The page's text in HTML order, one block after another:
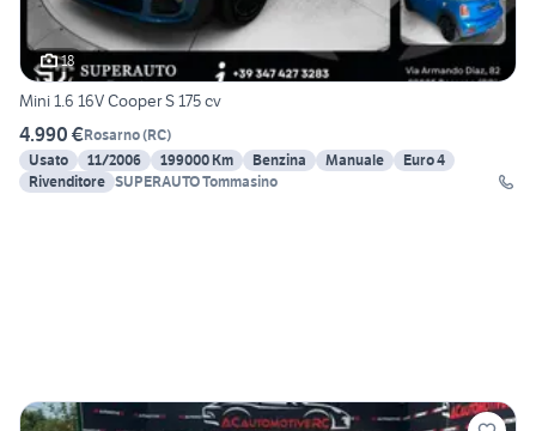
18
Mini 1.6 16V Cooper S 175 cv
4.990 €Rosarno(RC)
Usato
11/2006 199000 Km Benzina Manuale
Euro 4
Rivenditore SUPERAUTO Tommasino